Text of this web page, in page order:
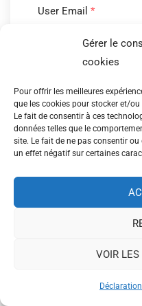
Gérer le
cookies
Pour offrir les meilleures
que les cookies pour stocker et/
Le fait de consentir à ces
données telles que le
site. Le fait de ne pas consentir
un effet négatif sur certaines
VOIR LES
User Email *
Confirm Password*